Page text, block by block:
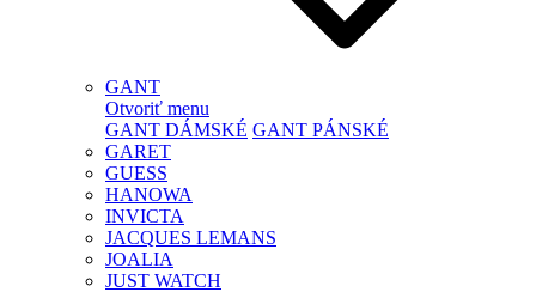
GANT
Otvoriť menu
GANT DÁMSKÉ GANT PÁNSKÉ
GARET
GUESS
HANOWA
INVICTA
JACQUES LEMANS
JOALIA
JUST WATCH